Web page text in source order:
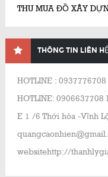
THU MUA ĐỒ XÂY
THÔNG TIN LIÊN
HOTLINE :
HOTLINE: 0906637708
E 1 /6 Thới hòa -Vĩnh
websitehttp://